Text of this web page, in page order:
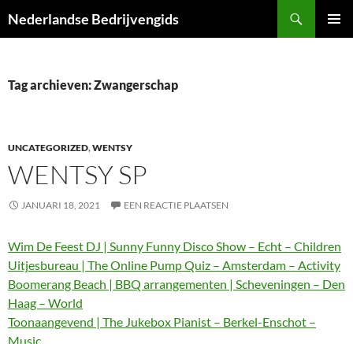
naar
Nederlandse Bedrijvengids
Tag archieven: Zwangerschap
UNCATEGORIZED,WENTSY
WENTSY SP
JANUARI 18, 2021 EEN REACTIE PLAATSEN
Wim De Feest DJ | Sunny Funny Disco Show – Echt – Children
Uitjesbureau | The Online Pump Quiz – Amsterdam – Activity
Boomerang Beach | BBQ arrangementen | Scheveningen – Den
Haag – World
Toonaangevend | The Jukebox Pianist – Berkel-Enschot –
Music